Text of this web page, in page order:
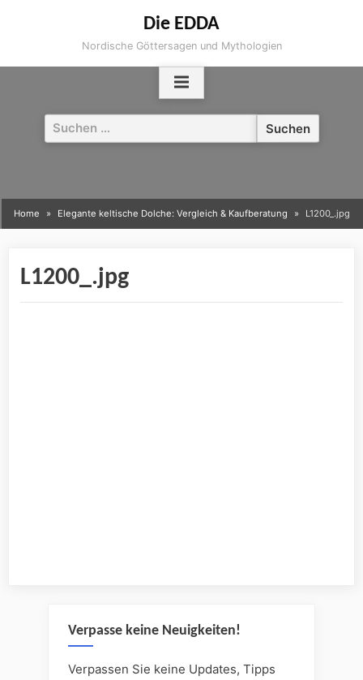
Die EDDA
Nordische Göttersagen und Mythologien
Suchen
nach:
Home Elegante keltische Dolche: Vergleich & Kaufberatung L1200_.jpg
L1200_.jpg
Verpasse keine Neuigkeiten!
Verpassen Sie keine Updates, Tipps